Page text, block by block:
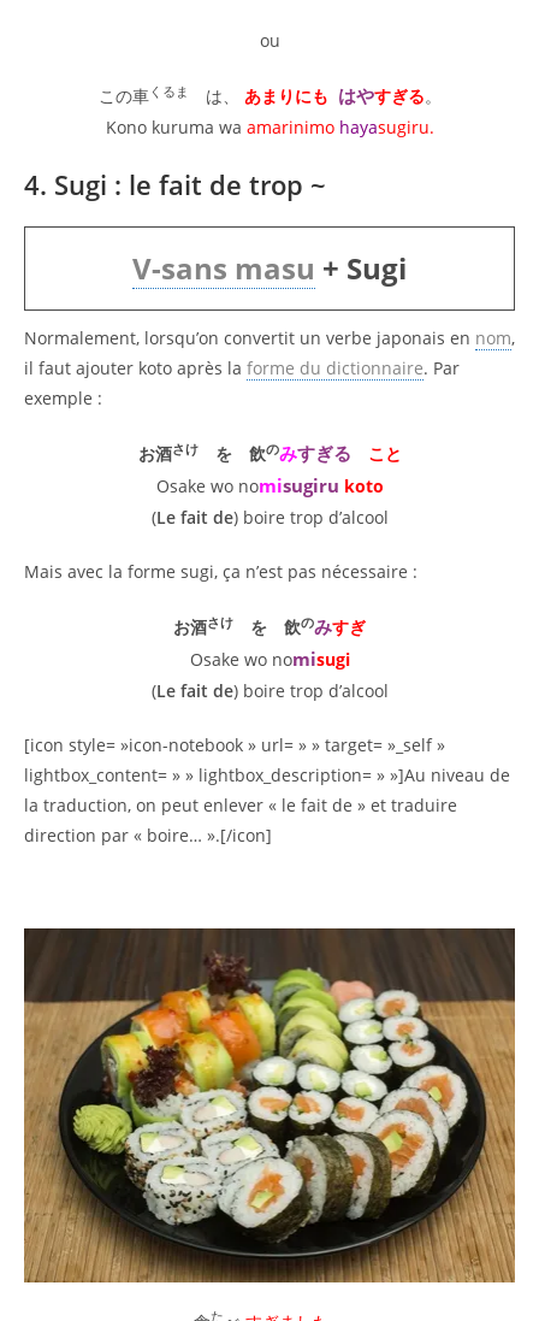
ou
この車 くるま は、 あまりにも はやすぎる。
Kono kuruma wa amarinimo hayasugiru.
4. Sugi : le fait de trop ~
V-sans masu + Sugi
Normalement, lorsqu’on convertit un verbe japonais en nom,
il faut ajouter koto après la forme du dictionnaire. Par
exemple :
お酒さけを 飲のみすぎる
こと
Osake wo nomisugiru koto
(Le fait de) boire trop d’alcool
Mais avec la forme sugi, ça n’est pas nécessaire :
お酒さけ を 飲のみすぎ
Osake wo nomisugi
(Le fait de) boire trop d’alcool
[icon style= »icon-notebook » url= » » target= »_self »
lightbox_content= » » lightbox_description= » »]Au niveau de
la traduction, on peut enlever « le fait de » et traduire
direction par « boire… ».[/icon]
た